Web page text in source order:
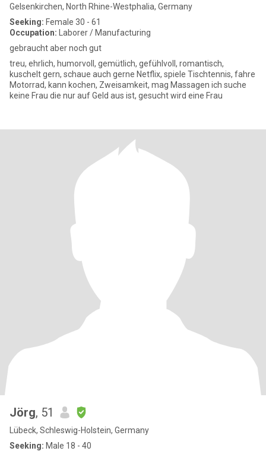
Gelsenkirchen, North Rhine-Westphalia, Germany
Seeking: Female 30 - 61
Occupation: Laborer / Manufacturing
gebraucht aber noch gut
treu, ehrlich, humorvoll, gemütlich, gefühlvoll, romantisch,
kuschelt gern, schaue auch gerne Netflix, spiele Tischtennis, fahre
Motorrad, kann kochen, Zweisamkeit, mag Massagen ich suche
keine Frau die nur auf Geld aus ist, gesucht wird eine Frau
Jörg, 51
Lübeck, Schleswig-Holstein, Germany
Seeking: Male 18 - 40